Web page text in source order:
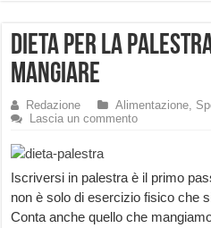
Dieta per la
Mangiare
Redazione
Alimentazione,
Lascia un commento
Iscriversi in palestra è il primo
non è solo di esercizio fisico che
Conta anche quello che